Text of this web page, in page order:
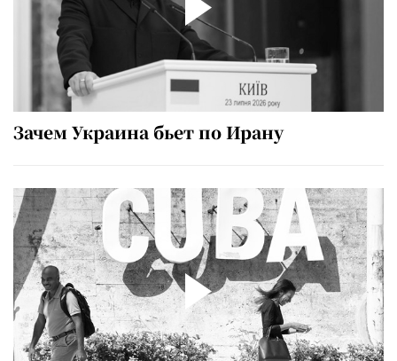
Зачем Украина бьет по Ирану